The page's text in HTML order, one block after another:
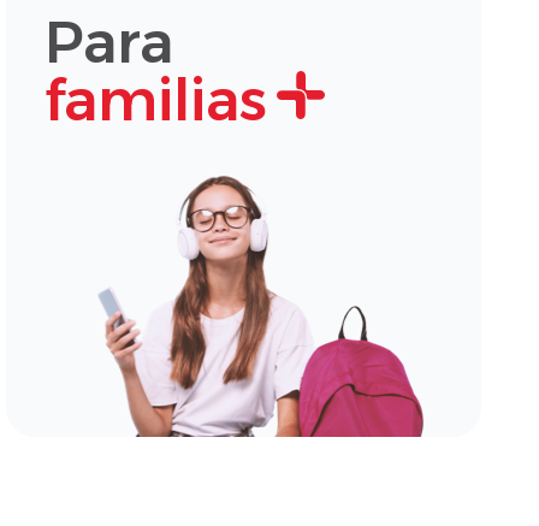
Para
familias